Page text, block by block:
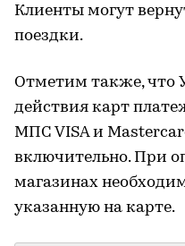
Клиенты могут
поездки.
Отметим также, что
действия карт
МПС VISA и
включительно. При
магазинах
указанную на карте.